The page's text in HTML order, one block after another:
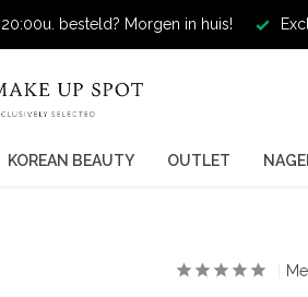
besteld? Morgen in huis!
KOREAN BEAUTY OUTLET